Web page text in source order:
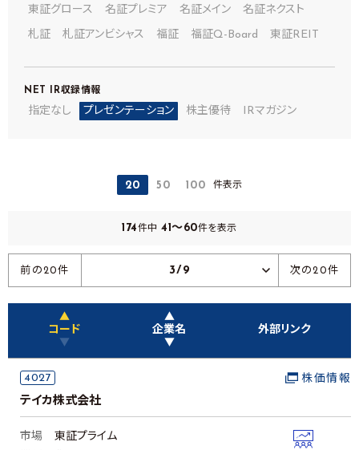
東証グロース 名証プレミア 名証メイン 名証ネクスト
札証 札証アンビシャス 福証 福証Q-Board 東証REIT
NET IR収録情報
指定なし プレゼンテーション 株主優待 IRマガジン
20 50 100 件表示
174件中41～60件を表示
前の20件 3/9 次の20件
▲
コード
▼
▲
企業名
▼
外部リンク
4027
テイカ株式会社
株価情報
市場
東証プライム